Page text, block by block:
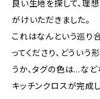
良い生地を探して、理
がけいただきました。
これはなんという巡り
ってくださり、どうい
うか、タグの色は…など
キッチンクロスが完成し